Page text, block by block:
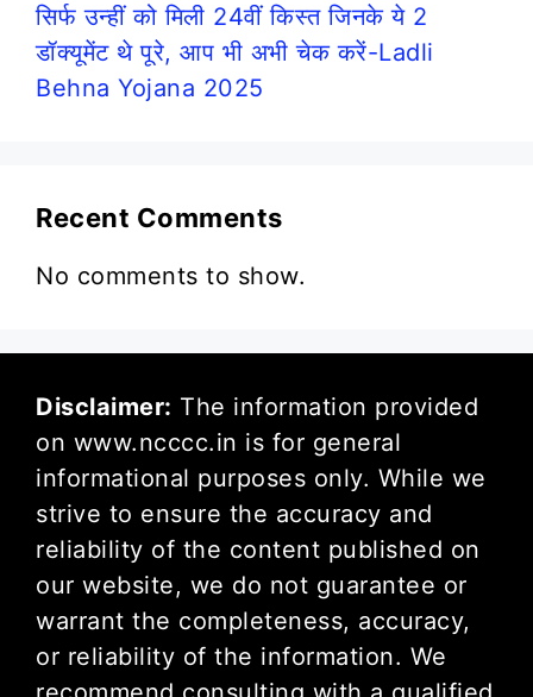
सिर्फ उन्हीं को मिली 24वीं किस्त जिनके ये 2
डॉक्यूमेंट थे पूरे, आप भी अभी चेक करें-Ladli
Behna Yojana 2025
Recent Comments
No comments to show.
Disclaimer: The information provided
on www.ncccc.in is for general
informational purposes only. While we
strive to ensure the accuracy and
reliability of the content published on
our website, we do not guarantee or
warrant the completeness, accuracy,
or reliability of the information. We